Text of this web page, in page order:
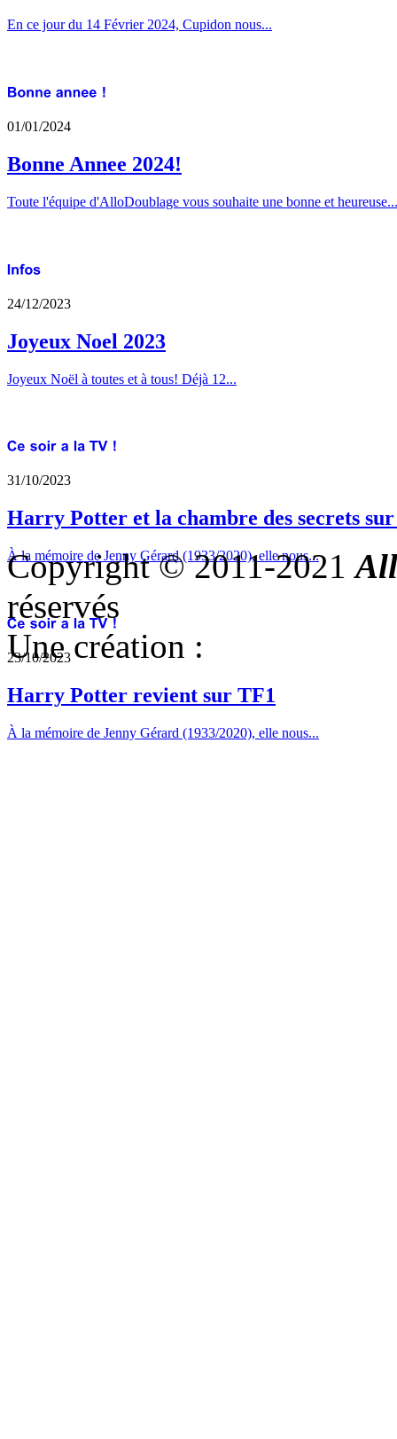
En ce jour du 14 Février 2024, Cupidon nous...
01/01/2024
Bonne Annee 2024!
Toute l'équipe d'AlloDoublage vous souhaite une bonne et heureuse...
24/12/2023
Joyeux Noel 2023
Joyeux Noël à toutes et à tous! Déjà 12...
31/10/2023
Harry Potter et la chambre des secrets
À la mémoire de Jenny Gérard (1933/2020), elle nous...
23/10/2023
Harry Potter revient sur TF1
À la mémoire de Jenny Gérard (1933/2020), elle nous...
Copyright © 2011-2021
réservés
Une création :